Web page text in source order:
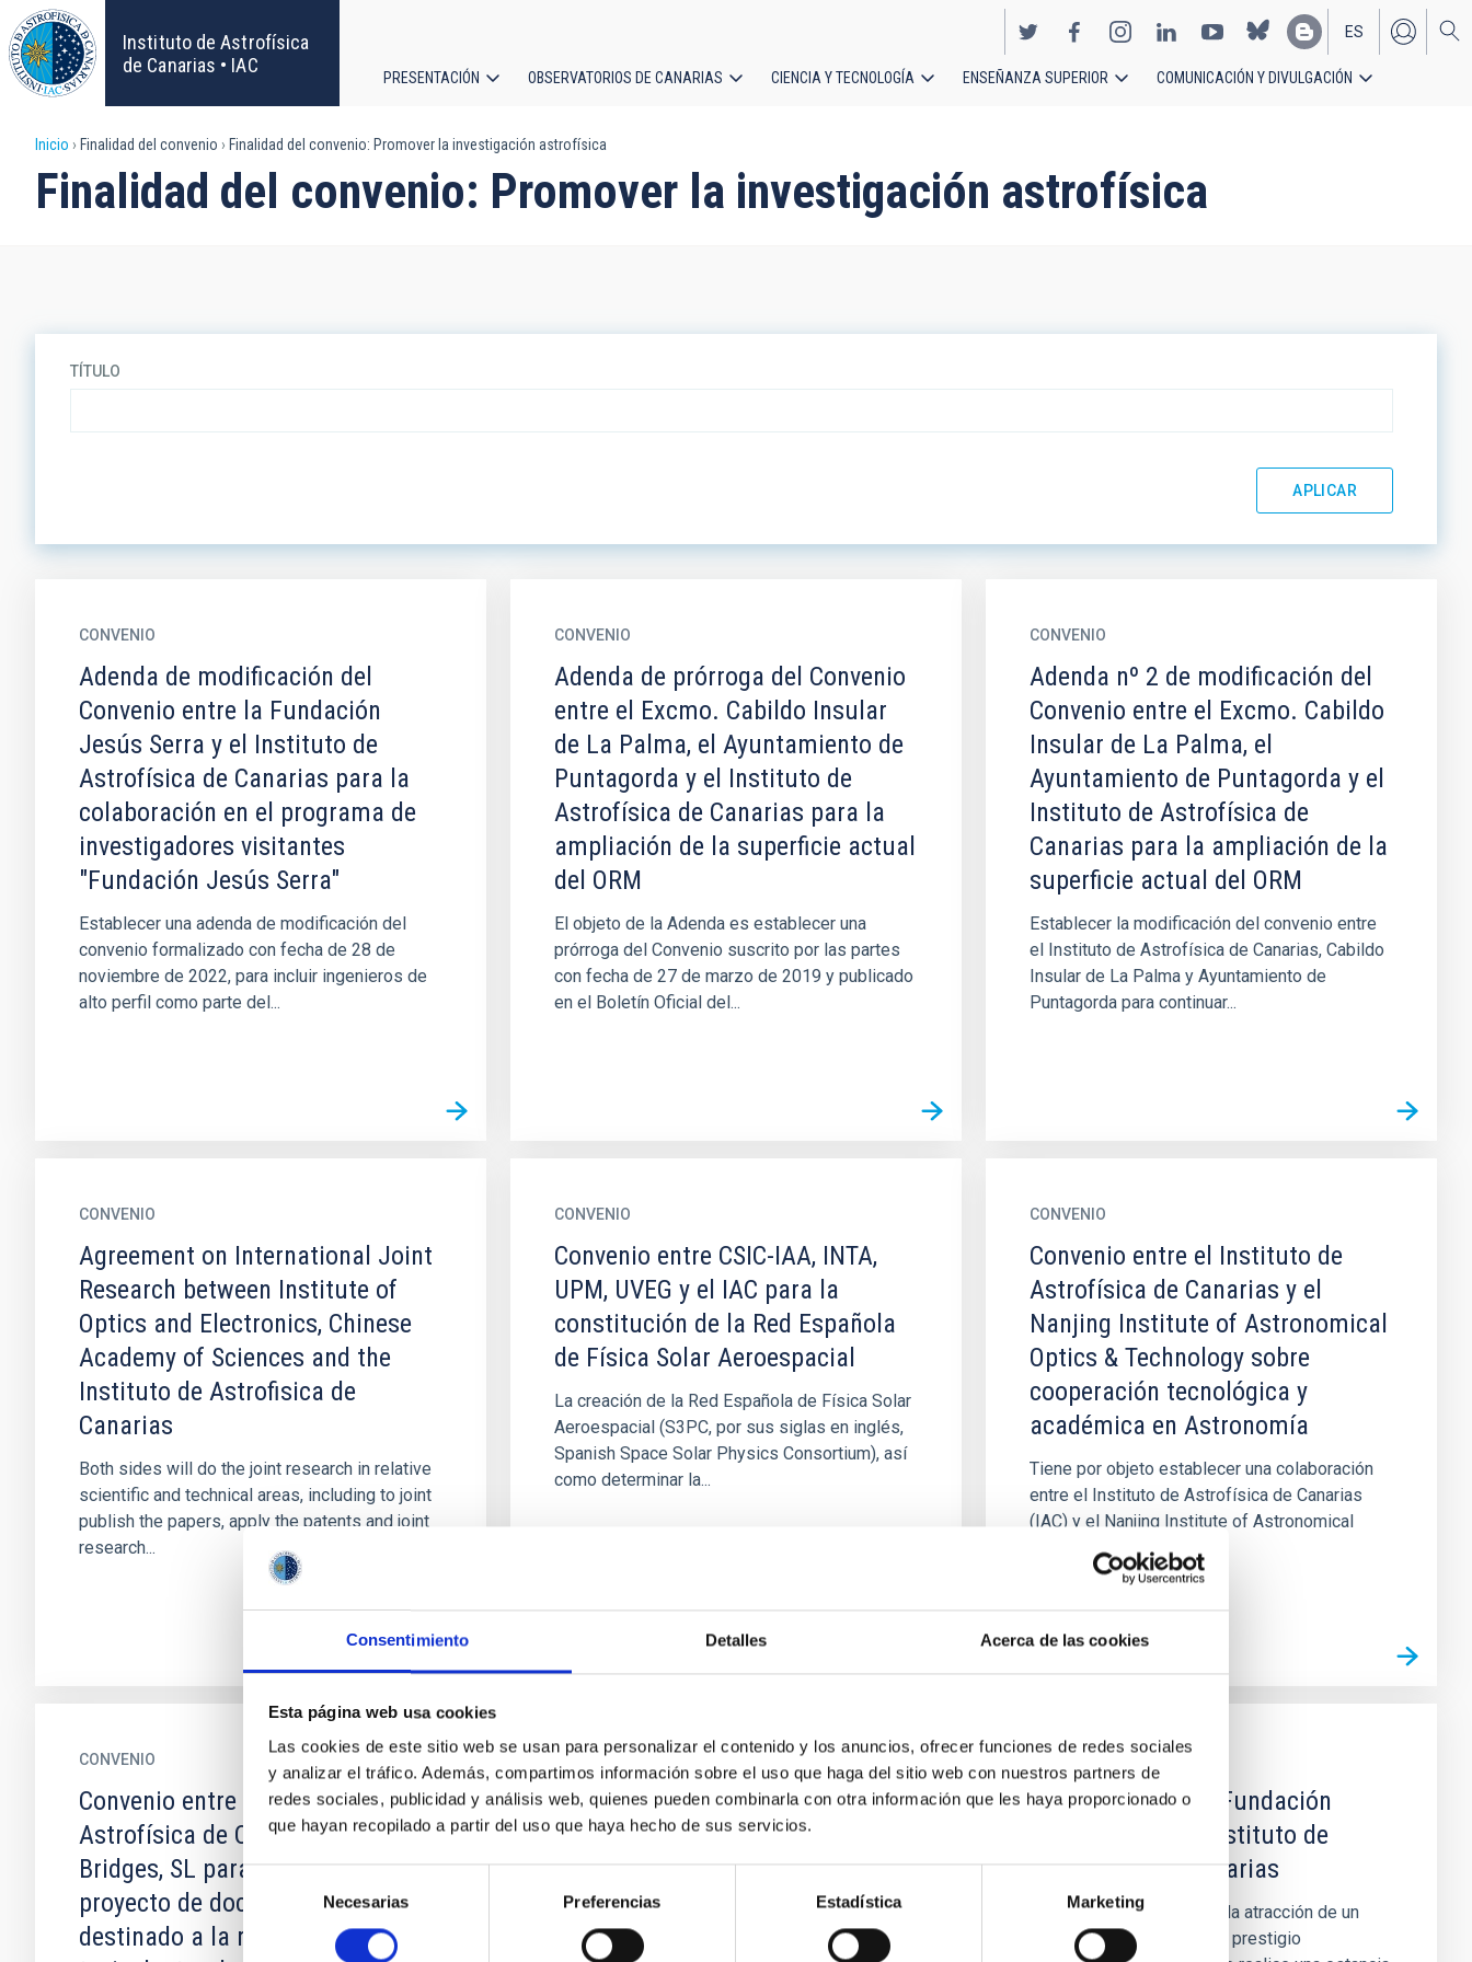
Consentimiento Detalles Acerca de las cookies
Esta página web usa cookies
Las cookies de este sitio web se usan para personalizar el contenido y los anuncios, ofrecer funciones de redes sociales
y analizar el tráfico. Además, compartimos información sobre el uso que haga del sitio web con nuestros partners de
redes sociales, publicidad y análisis web, quienes pueden combinarla con otra información que les haya proporcionado o
que hayan recopilado a partir del uso que haya hecho de sus servicios.
Selección
de
consentimiento
Necesarias Preferencias Estadística Marketing
Pasar
al
contenido
principal
Instituto de Astrofísica
de Canarias • IAC
EN
ES
principal
PRESENTACIÓN OBSERVATORIOS DE CANARIAS CIENCIA Y TECNOLOGÍA ENSEÑANZA SUPERIOR COMUNICACIÓN Y DIVULGACIÓN
Sobrescribir
enlaces
Inicio Finalidad del convenio Finalidad del convenio: Promover la investigación astrofísica
Finalidad del convenio: Promover la investigación astrofísica
TÍTULO
CONVENIO
Adenda de modificación del
Convenio entre la Fundación
Jesús Serra y el Instituto de
Astrofísica de Canarias para la
colaboración en el programa de
investigadores visitantes
"Fundación Jesús Serra"
Establecer una adenda de modificación del
convenio formalizado con fecha de 28 de
noviembre de 2022, para incluir ingenieros de
alto perfil como parte del...
CONVENIO
Adenda de prórroga del Convenio
entre el Excmo. Cabildo Insular
de La Palma, el Ayuntamiento de
Puntagorda y el Instituto de
Astrofísica de Canarias para la
ampliación de la superficie actual
del ORM
El objeto de la Adenda es establecer una
prórroga del Convenio suscrito por las partes
con fecha de 27 de marzo de 2019 y publicado
en el Boletín Oficial del...
CONVENIO
Adenda nº 2 de modificación del
Convenio entre el Excmo. Cabildo
Insular de La Palma, el
Ayuntamiento de Puntagorda y el
Instituto de Astrofísica de
Canarias para la ampliación de la
superficie actual del ORM
Establecer la modificación del convenio entre
el Instituto de Astrofísica de Canarias, Cabildo
Insular de La Palma y Ayuntamiento de
Puntagorda para continuar...
CONVENIO
Agreement on International Joint
Research between Institute of
Optics and Electronics, Chinese
Academy of Sciences and the
Instituto de Astrofisica de
Canarias
Both sides will do the joint research in relative
scientific and technical areas, including to joint
publish the papers, apply the patents and joint
research...
CONVENIO
Convenio entre CSIC-IAA, INTA,
UPM, UVEG y el IAC para la
constitución de la Red Española
de Física Solar Aeroespacial
La creación de la Red Española de Física Solar
Aeroespacial (S3PC, por sus siglas en inglés,
Spanish Space Solar Physics Consortium), así
como determinar la...
CONVENIO
Convenio entre el Instituto de
Astrofísica de Canarias y el
Nanjing Institute of Astronomical
Optics & Technology sobre
cooperación tecnológica y
académica en Astronomía
Tiene por objeto establecer una colaboración
entre el Instituto de Astrofísica de Canarias
(IAC) y el Nanjing Institute of Astronomical
Optics & Technology...
CONVENIO
Convenio entre el Instituto de
Astrofísica de Canarias y Light
Bridges, SL para el desarrollo del
proyecto de doctorado industrial
destinado a la realización de la
CONVENIO
Convenio entre el Instituto de
Astrofísica de Canarias y Light
Bridges, SL, para el desarrollo de
un programa de becas científicas
y tecnológicas
Convenio entre la Fundación
Jesús Serra y el Instituto de
Astrofísica de Canarias
El objeto del convenio es la atracción de un
profesor visitante de gran prestigio